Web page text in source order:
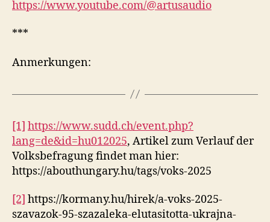
https://www.youtube.com/@artusaudio
***
Anmerkungen:
[1] https://www.sudd.ch/event.php?
lang=de&id=hu012025, Artikel zum Verlauf der
Volksbefragung findet man hier:
https://abouthungary.hu/tags/voks-2025
[2] https://kormany.hu/hirek/a-voks-2025-
szavazok-95-szazaleka-elutasitotta-ukrajna-